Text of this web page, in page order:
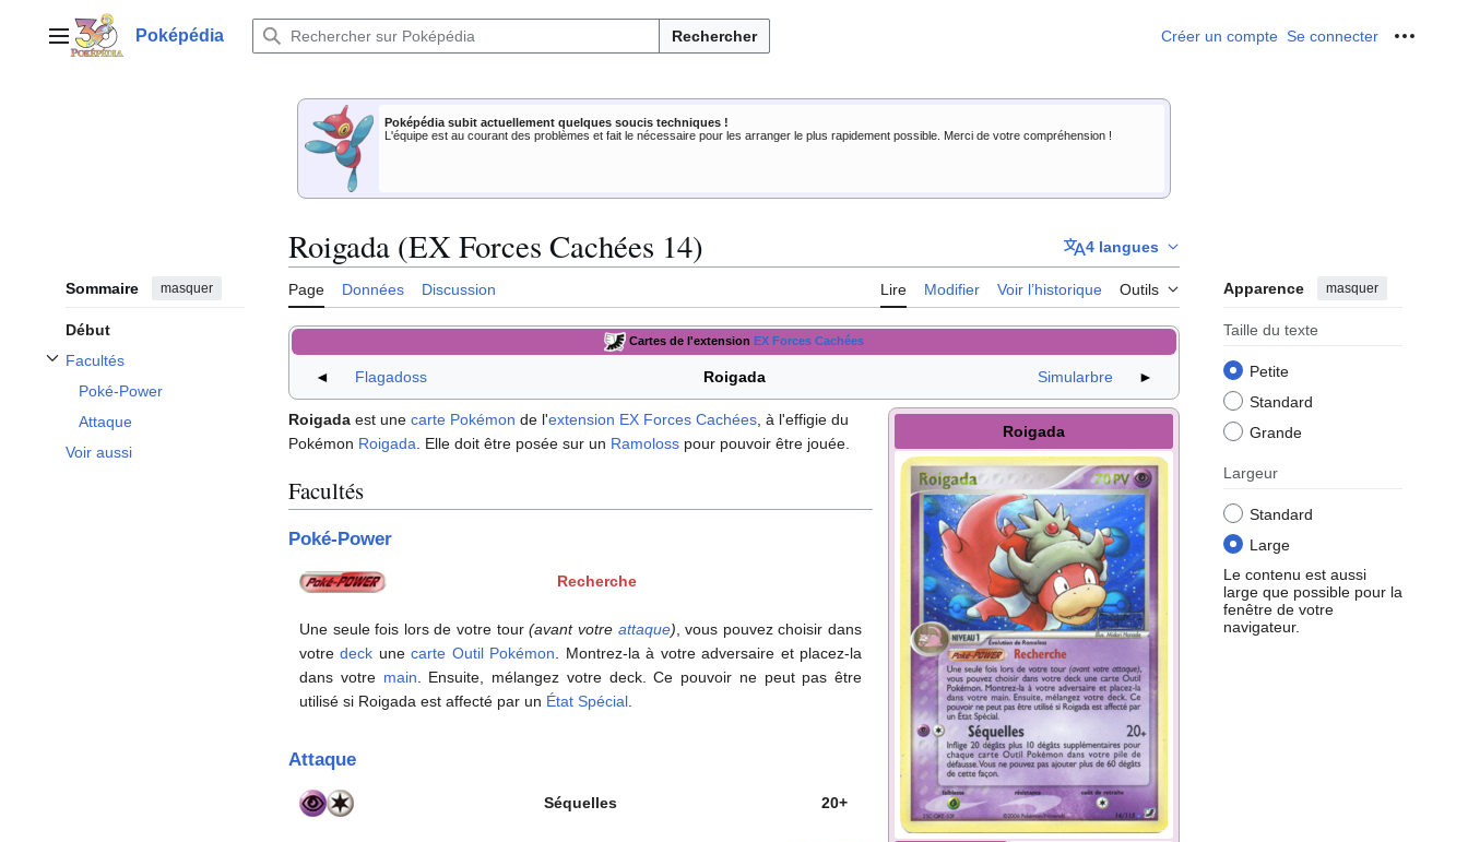
contenuMenu principalPoképédia Rechercher Créer un compte Se connecter Outils
Poképédia subit actuellement quelques soucis techniques !
L'équipe est au courant des problèmes et fait le nécessaire pour les arranger le plus rapidement possible. Merci de votre compréhension !
Sommaire masquer
Début
Facultés
Afficher / masquer la sous-section Facultés
Poké-Power
Attaque
Voir aussi
Roigada (EX Forces Cachées 14) 4 langues
Page Données Discussion Lire Modifier Voir l’historique Outils Apparence masquer
Taille du texte
Petite
Standard
Grande
Largeur
Standard
Large
Le contenu est aussi
large que possible pour la
fenêtre de votre
navigateur.
Cartes de l'extension EX Forces Cachées
◄ Flagadoss Roigada Simularbre ►
Roigada
Roigada est une carte Pokémon de l'extension EX Forces Cachées , à l'effigie du
Pokémon Roigada . Elle doit être posée sur un Ramoloss pour pouvoir être jouée.
Facultés
Poké-Power
Recherche
Une seule fois lors de votre tour(avant votre attaque) , vous pouvez choisir dans
votredeck unecarte Outil Pokémon . Montrez-la à votre adversaire et placez-la
dans votre main . Ensuite, mélangez votre deck. Ce pouvoir ne peut pas être
utilisé si Roigada est affecté par un État Spécial
Attaque
Séquelles 20+